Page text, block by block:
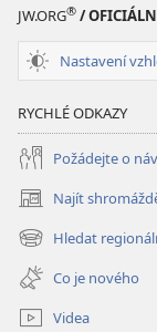
JW.ORG® /
Nastavení
RYCHLÉ ODKAZY
Požádejte o
Najít
(otevřeno
nové
okno)
Hledat
(otevřeno
nové
okno)
Co je nového
Videa